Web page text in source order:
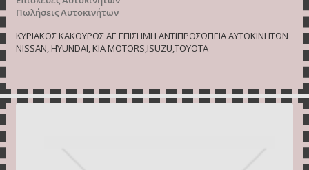
Πωλήσεις Αυτοκινήτων
ΚΥΡΙΑΚΟΣ ΚΑΚΟΥΡΟΣ ΑΕ ΕΠΙΣΗΜΗ ΑΝΤΙΠΡΟΣΩΠΕΙΑ ΑΥΤΟΚΙΝΗΤΩΝ
NISSAN, HYUNDAI, KIA MOTORS,ISUZU,TOYOTA